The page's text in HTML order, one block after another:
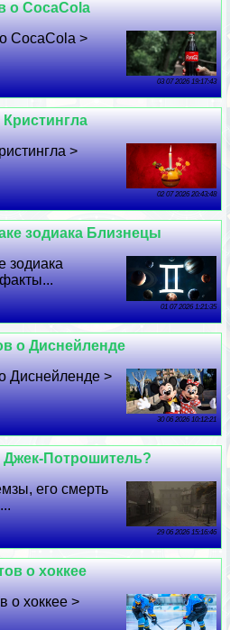
о CocaCola
CocaCola >
03 07 2026 19:17:43
>
02 07 2026 20:43:48
зодиака Близнецы
зодиака
01 07 2026 1:21:35
о Диснейленде
Диснейленде >
30 06 2026 10:12:21
Потрошитель?
его cмepть
29 06 2026 15:16:46
о хоккее
о хоккее >